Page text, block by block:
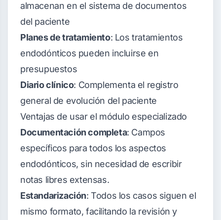
almacenan en el sistema de documentos
del paciente
Planes de tratamiento: Los tratamientos
endodónticos pueden incluirse en
presupuestos
Diario clínico: Complementa el registro
general de evolución del paciente
Ventajas de usar el módulo especializado
Documentación completa: Campos
específicos para todos los aspectos
endodónticos, sin necesidad de escribir
notas libres extensas.
Estandarización: Todos los casos siguen el
mismo formato, facilitando la revisión y